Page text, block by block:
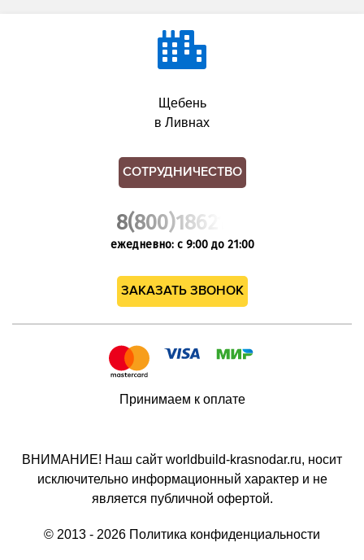
Щебень
в Ливнах
СОТРУДНИЧЕСТВО
8(800)1862102
ежедневно: с 9:00 до 21:00
ЗАКАЗАТЬ ЗВОНОК
ВНИМАНИЕ! Наш сайт worldbuild-krasnodar.ru, носит
исключительно информационный характер и не
является публичной офертой.
© 2013 - 2026 Политика конфиденциальности
Принимаем к оплате